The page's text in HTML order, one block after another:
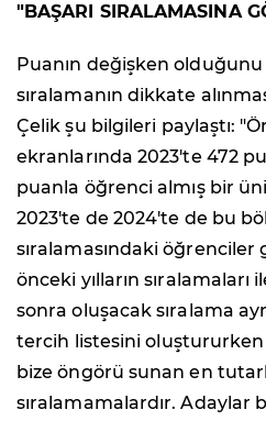
"BAŞARI SIRALAMASINA
Puanın değişken
sıralamanın dikkate
Çelik şu bilgileri paylaştı:
ekranlarında 2023'te 472
puanla öğrenci almış bir
2023'te de 2024'te de bu
sıralamasındaki öğrenciler
önceki yılların sıralamaları
sonra oluşacak sıralama
tercih listesini
bize öngörü sunan en
sıralamamalardır. Adaylar